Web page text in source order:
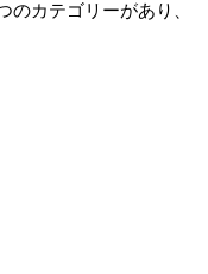
のカテゴリーがあり、